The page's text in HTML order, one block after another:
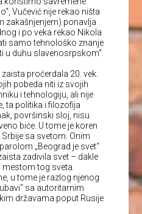
Vučević nije rekao ništa
zakašnjenjem) ponavlja
i po veka rekao Nikola
samo tehnološko znanje
u duhu slavenosrpskom“.
proćerdala 20. vek.
pobeda niti iz svojih
i tehnologiju, ali nije
ta politika i filozofija
površinski sloj, nisu
biće. U tome je koren
sa svetom. Onim
„Beograd je svet“
zadivila svet – dakle
tog sveta.
u tome je razlog njenog
sa autoritarnim
državama poput Rusije